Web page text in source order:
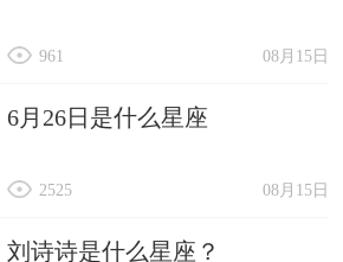
08月15日
961
6月26日是什么星座
08月15日
2525
刘诗诗是什么星座？